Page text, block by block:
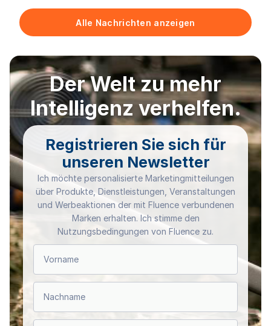
Alle Nachrichten anzeigen
Der Welt zu mehr
Intelligenz verhelfen.
Registrieren Sie sich für
unseren Newsletter
Ich möchte personalisierte Marketingmitteilungen
über Produkte, Dienstleistungen, Veranstaltungen
und Werbeaktionen der mit Fluence verbundenen
Marken erhalten. Ich stimme den
Nutzungsbedingungen von Fluence zu.